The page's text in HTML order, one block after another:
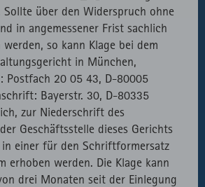
Sollte über den Widerspruch ohne
in angemessener Frist sachlich
so kann Klage bei dem
in München,
Postfach 20 05 43, D-80005
Bayerstr. 30, D-80335
zur Niederschrift des
Geschäftsstelle dieses Gerichts
einer für den Schriftformersatz
erhoben werden. Die Klage kann
drei Monaten seit der Einlegung